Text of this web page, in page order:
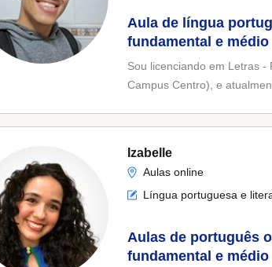
Aula de língua
fundamental e médio
Sou licenciando em Letras
Campus Centro), e
Izabelle
Aulas online
Língua portuguesa e
Aulas de português
fundamental e médio